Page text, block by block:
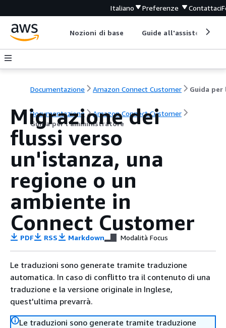
Italiano Preferenze Contattaci
Nozioni di base Guide all'assistenza
Documentazione Amazon Connect Customer
Documentazione
Amazon Connect Customer
Guida per l'amministratore
Migrazione dei
flussi verso
un'istanza, una
regione o un
ambiente in
Connect Customer
PDF RSS Markdown Modalità Focus
Le traduzioni sono generate tramite traduzione
automatica. In caso di conflitto tra il contenuto di una
traduzione e la versione originale in Inglese,
quest'ultima prevarrà.
Le traduzioni sono generate tramite traduzione